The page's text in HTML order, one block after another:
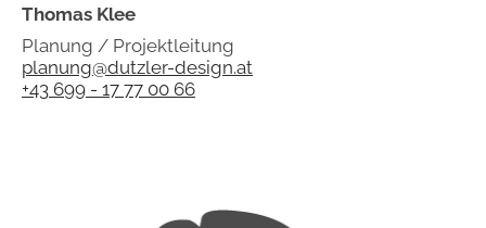
Thomas Klee
Planung / Projektleitung
planung@dutzler-design.at
+43 699 - 17 77 00 66